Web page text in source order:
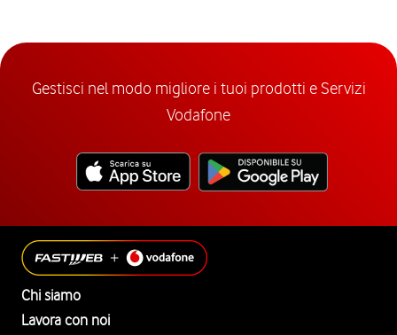
Gestisci nel modo migliore i tuoi prodotti e Servizi
Vodafone
Chi siamo
Lavora con noi